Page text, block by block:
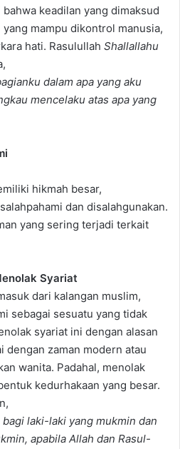
keadilan yang dimaksud
mampu dikontrol manusia,
hati. Rasulullah Shallallahu
dalam apa yang aku
mencelaku atas apa yang
hikmah besar,
dan disalahgunakan.
yang sering terjadi terkait
Syariat
dari kalangan muslim,
sebagai sesuatu yang tidak
syariat ini dengan alasan
dengan zaman modern atau
wanita. Padahal, menolak
kedurhakaan yang besar.
bagi laki-laki yang mukmin dan
apabila Allah dan Rasul-